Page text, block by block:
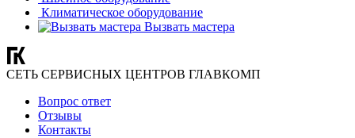
Климатическое оборудование
Вызвать мастера
СЕТЬ СЕРВИСНЫХ ЦЕНТРОВ ГЛАВКОМП
Вопрос ответ
Отзывы
Контакты